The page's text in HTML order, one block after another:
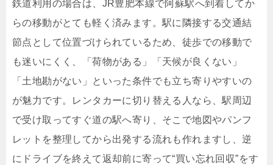
鉄道利用の場合は、JR豊肥本線で阿蘇駅へ到着してか
らの移動がとても軽く済みます。駅に隣接する交通結
節点として位置づけられているため、徒歩での移動で
も迷いにくく、「荷物がある」「天候が良くない」
「土地勘がない」といった条件でも立ち寄りやすいの
が魅力です。レンタカーに切り替える人なら、駅周辺
で受け取ってすぐ道の駅へ寄り、そこで地図やパンフ
レットを整理してから出発する流れも作れますし、逆
にドライブを終えて返却前に寄って“買い忘れ回収”をす